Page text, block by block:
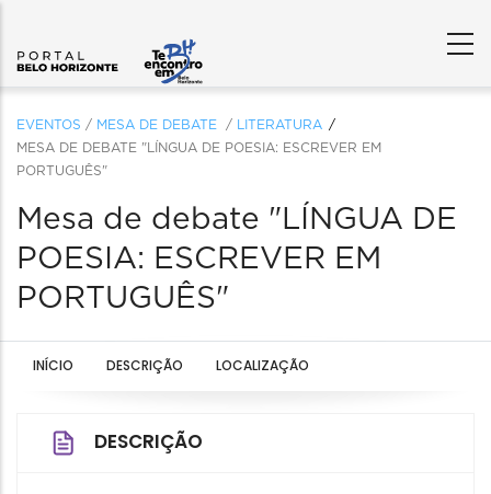
EVENTOS / MESA DE DEBATE /
LITERATURA
MESA DE DEBATE "LÍNGUA DE POESIA: ESCREVER EM
PORTUGUÊS"
Mesa de debate "LÍNGUA DE
POESIA: ESCREVER EM
PORTUGUÊS"
INÍCIO DESCRIÇÃO LOCALIZAÇÃO
DESCRIÇÃO